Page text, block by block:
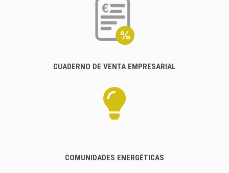
CUADERNO DE VENTA EMPRESARIAL
COMUNIDADES ENERGÉTICAS